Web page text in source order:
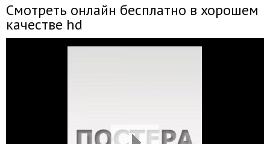
Смотреть онлайн бесплатно в хорошем
качестве hd